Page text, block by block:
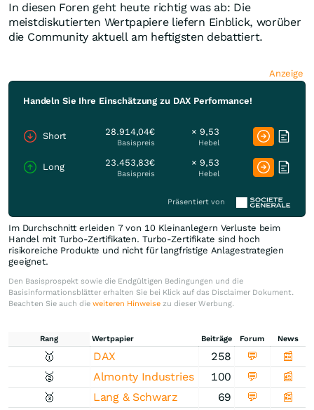
In diesen Foren geht heute richtig was ab: Die
meistdiskutierten Wertpapiere liefern Einblick, worüber
die Community aktuell am heftigsten debattiert.
Anzeige
Handeln Sie Ihre Einschätzung zu DAX Performance!
Short 28.914,04€
Basispreis
× 9,53
Hebel
Long 23.453,83€
Basispreis
× 9,53
Hebel
Präsentiert von
Im Durchschnitt erleiden 7 von 10 Kleinanlegern Verluste beim
Handel mit Turbo-Zertifikaten. Turbo-Zertifikate sind hoch
risikoreiche Produkte und nicht für langfristige Anlagestrategien
geeignet.
Den Basisprospekt sowie die Endgültigen Bedingungen und die
Basisinformationsblätter erhalten Sie bei Klick auf das Disclaimer Dokument.
Beachten Sie auch die weiteren Hinweise zu dieser Werbung.
Rang Wertpapier Beiträge Forum News
🥇 DAX 258 💬
📰
🥈
Almonty Industries 100 💬
📰
🥉
Lang & Schwarz 69 💬
📰